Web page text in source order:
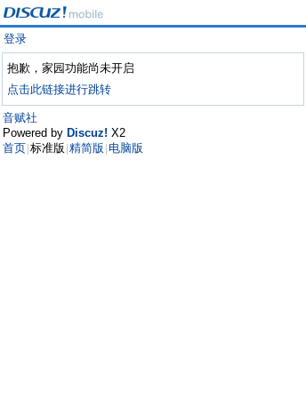
登录
抱歉，家园功能尚未开启
点击此链接进行跳转
音赋社
Powered by Discuz! X2
首页 标准版 精简版 电脑版